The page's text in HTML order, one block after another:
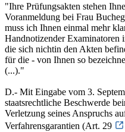
"Ihre Prüfungsakten stehen
Voranmeldung bei Frau
muss ich Ihnen einmal mehr
Handnotizender Examinatoren
die sich nichtin den Akten
für die - von Ihnen so
(...)."
D.- Mit Eingabe vom 3.
staatsrechtliche Beschwerde
Verletzung seines Anspruchs
Verfahrensgarantien (Art. 29